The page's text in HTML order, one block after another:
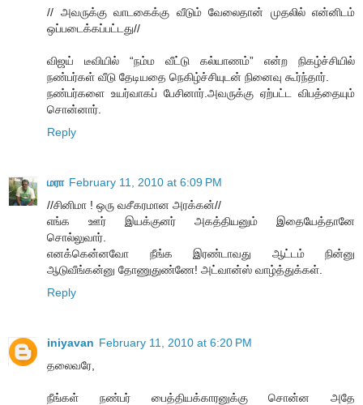
// அவருக்கு வாடகைக்கு வீடும் வேலைதான் முதலில் என்னிடம்
ஒப்படைக்கப்பட்டது//
விஜய் டீவியில் “நம்ம வீட்டு கல்யாணம்” என்ற நிகழ்ச்சியில்
நண்பர்கள் வீடு தேடியதை நெகிழ்ச்சியுடன் நினைவு கூர்ந்தார்.
நண்பர்களை உயர்வாகப் பேசினார்.அவருக்கு ஏற்பட்ட விபத்தையும்
சொன்னார்.
Reply
மரா February 11, 2010 at 6:09 PM
//சினிமா ! ஒரு வசீகரமான அரக்கன்//
எங்க ஊர் இயக்குனர் அகத்தியனும் இதையேத்தானே
சொல்லுவார்.
எனக்கென்னவோ நீங்க இரண்டாவது ஆட்டம் நின்னு
ஆடுவீங்கன்னு தோணுதுண்ணே! அட்வான்ஸ் வாழ்த்துக்கள்.
Reply
iniyavan February 11, 2010 at 6:20 PM
தலைவரே,
நீங்கள் நண்பர் பைத்தியக்காரனுக்கு சொன்ன அதே